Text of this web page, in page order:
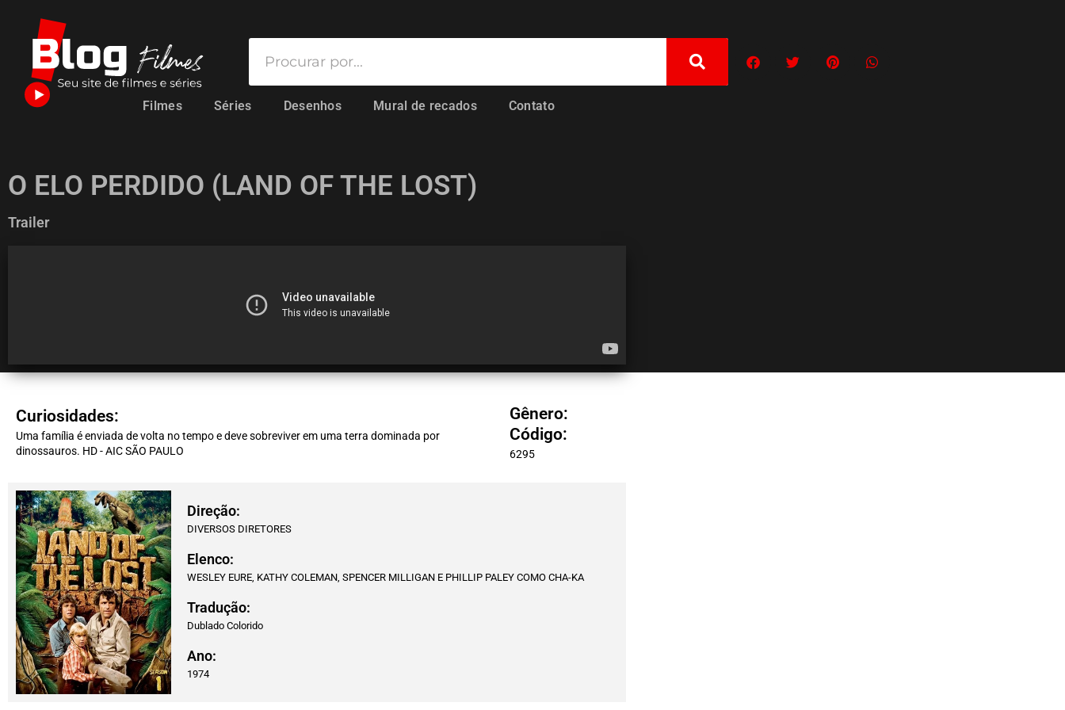
Filmes Séries Desenhos Mural de recados Contato
O ELO PERDIDO (LAND OF THE LOST)
Trailer
Curiosidades:
Uma família é enviada de volta no tempo e deve sobreviver em uma terra dominada por
dinossauros. HD - AIC SÃO PAULO
Gênero:
Código:
6295
Direção:
DIVERSOS DIRETORES
Elenco:
WESLEY EURE, KATHY COLEMAN, SPENCER MILLIGAN E PHILLIP PALEY COMO CHA-KA
Tradução:
Dublado Colorido
Ano:
1974